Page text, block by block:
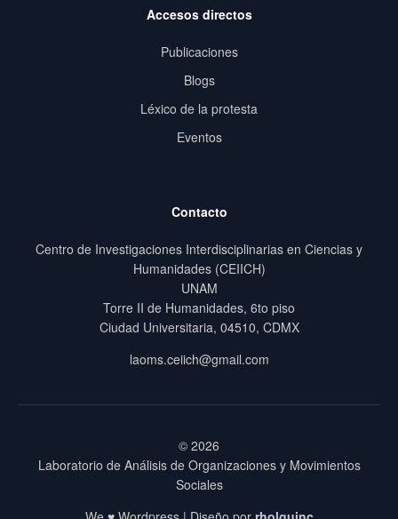
Accesos directos
Publicaciones
Blogs
Léxico de la protesta
Eventos
Contacto
Centro de Investigaciones Interdisciplinarias en Ciencias y
Humanidades (CEIICH)
UNAM
Torre II de Humanidades, 6to piso
Ciudad Universitaria, 04510, CDMX
laoms.ceiich@gmail.com
© 2026
Laboratorio de Análisis de Organizaciones y Movimientos
Sociales